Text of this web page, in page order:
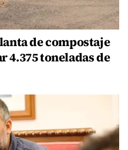
de compostaje
4.375 toneladas de